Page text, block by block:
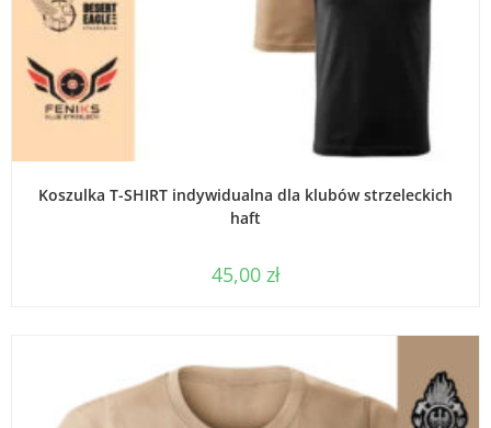
Koszulka T-SHIRT indywidualna dla klubów strzeleckich
haft
45,00 zł